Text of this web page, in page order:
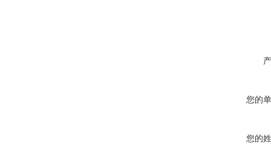
您的
您的